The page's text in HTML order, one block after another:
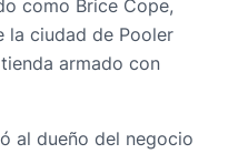
como Brice Cope,
la ciudad de Pooler
armado con
al dueño del negocio